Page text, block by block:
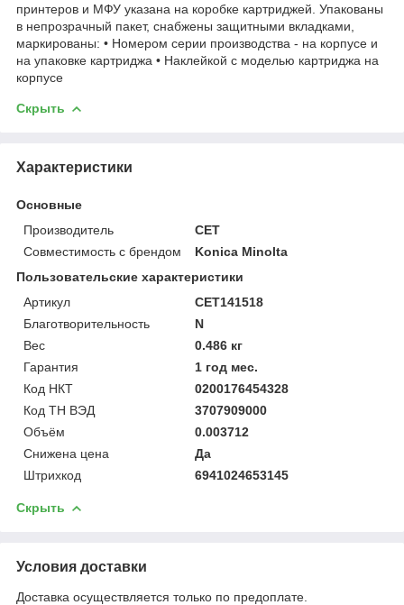
принтеров и МФУ указана на коробке картриджей. Упакованы
в непрозрачный пакет, снабжены защитными вкладками,
маркированы: • Номером серии производства - на корпусе и
на упаковке картриджа • Наклейкой с моделью картриджа на
корпусе
Скрыть
Характеристики
Основные
Производитель
CET
Совместимость с брендом
Konica Minolta
Пользовательские характеристики
Артикул
CET141518
Благотворительность
N
Вес
0.486 кг
Гарантия
1 год мес.
Код НКТ
0200176454328
Код ТН ВЭД
3707909000
Объём
0.003712
Снижена цена
Да
Штрихкод
6941024653145
Скрыть
Условия доставки
Доставка осуществляется только по предоплате.